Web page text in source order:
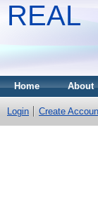
REAL
Home About
Login Create